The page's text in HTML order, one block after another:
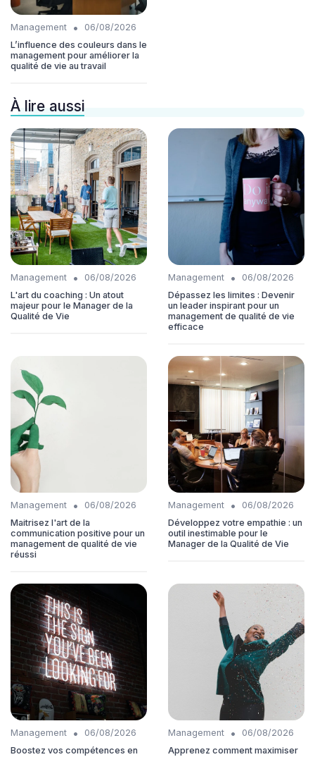
Management •
06/08/2026
L’influence des couleurs dans le
management pour améliorer la
qualité de vie au travail
À lire aussi
Management •
06/08/2026
L'art du coaching : Un atout
majeur pour le Manager de la
Qualité de Vie
Management •
06/08/2026
Dépassez les limites : Devenir
un leader inspirant pour un
management de qualité de vie
efficace
Management •
06/08/2026
Maitrisez l'art de la
communication positive pour un
management de qualité de vie
réussi
Management •
06/08/2026
Développez votre empathie : un
outil inestimable pour le
Manager de la Qualité de Vie
Management •
06/08/2026
Boostez vos compétences en
Management •
06/08/2026
Apprenez comment maximiser